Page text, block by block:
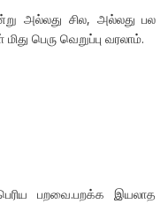
அல்லது சில, அல்லது பல
பெரு வெறுப்பு வரலாம்.
பறவை.பறக்க இயலாத